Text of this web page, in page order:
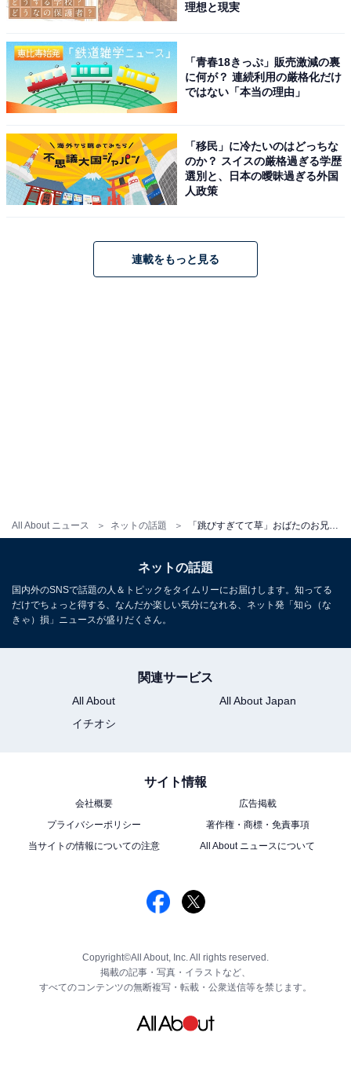
All About ニュース ネットの話題
理想と現実
「青春18きっぷ」販売激減の裏
に何が？ 連続利用の厳格化だけ
ではない「本当の理由」
「移民」に冷たいのはどっちな
のか？ スイスの厳格過ぎる学歴
選別と、日本の曖昧過ぎる外国
人政策
連載をもっと見る
ネットの話題
国内外のSNSで話題の人＆トピックをタイムリーにお届けします。知ってる
だけでちょっと得する、なんだか楽しい気分になれる、ネット発「知ら（な
きゃ）損」ニュースが盛りだくさん。
関連サービス
All About
All About Japan
イチオシ
サイト情報
会社概要
広告掲載
プライバシーポリシー
著作権・商標・免責事項
当サイトの情報についての注意
All About ニュースについて
Copyright©All About, Inc. All rights reserved.
掲載の記事・写真・イラストなど、
すべてのコンテンツの無断複写・転載・公衆送信等を禁じます。